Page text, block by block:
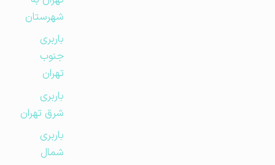
شهرستان
باربری
جنوب
تهران
باربری
شرق تهران
باربری
شمال